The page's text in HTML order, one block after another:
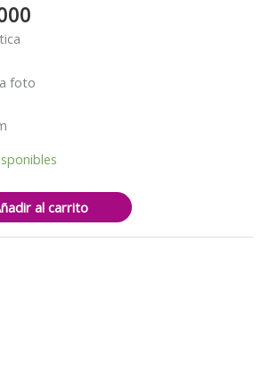
es:
$8.000.
foto
al carrito